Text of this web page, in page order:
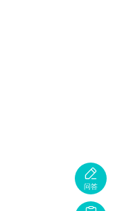

问答